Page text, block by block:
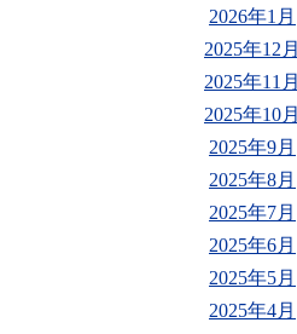
2026年1月
2025年12月
2025年11月
2025年10月
2025年9月
2025年8月
2025年7月
2025年6月
2025年5月
2025年4月